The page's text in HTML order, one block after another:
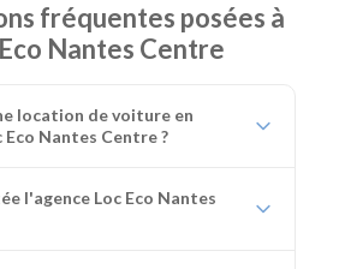
fréquentes posées à
Nantes Centre
location de voiture en
Eco Nantes Centre ?
l'agence Loc Eco Nantes